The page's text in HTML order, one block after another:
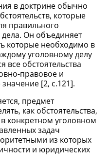
в доктрине обычно
которые
правильного
Он объединяет
которые необходимо в
уголовному делу
все обстоятельства
правовое и
[2, с.121].
предмет
как обстоятельства,
конкретном уголовном
задач
из которых
и юридических